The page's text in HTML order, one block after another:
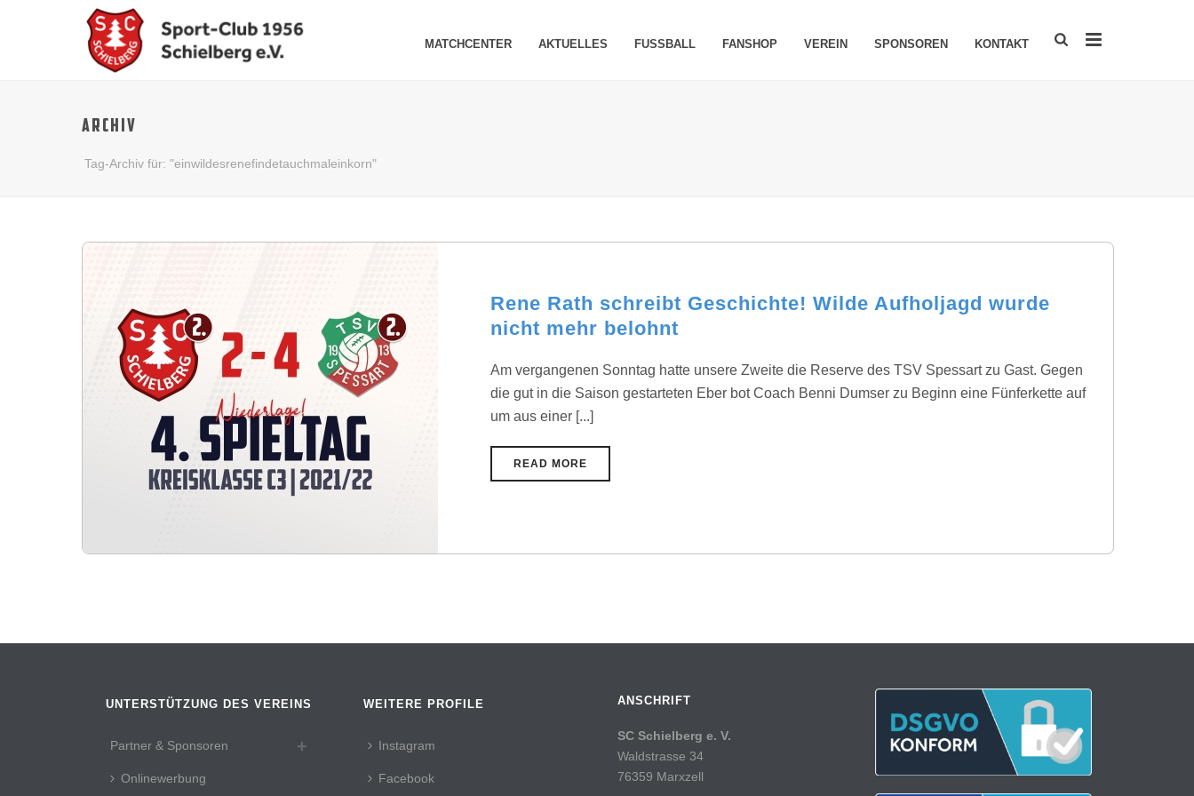
MATCHCENTER AKTUELLES FUSSBALL FANSHOP VEREIN SPONSOREN KONTAKT
ARCHIV
Tag-Archiv für: "einwildesrenefindetauchmaleinkorn"
Rene Rath schreibt Geschichte! Wilde Aufholjagd wurde
nicht mehr belohnt
Am vergangenen Sonntag hatte unsere Zweite die Reserve des TSV Spessart zu Gast. Gegen
die gut in die Saison gestarteten Eber bot Coach Benni Dumser zu Beginn eine Fünferkette auf
um aus einer [...]
READ MORE
UNTERSTÜTZUNG DES VEREINS
Partner & Sponsoren
Onlinewerbung
WEITERE PROFILE
Instagram
Facebook
ANSCHRIFT
SC Schielberg e. V.
Waldstrasse 34
76359 Marxzell